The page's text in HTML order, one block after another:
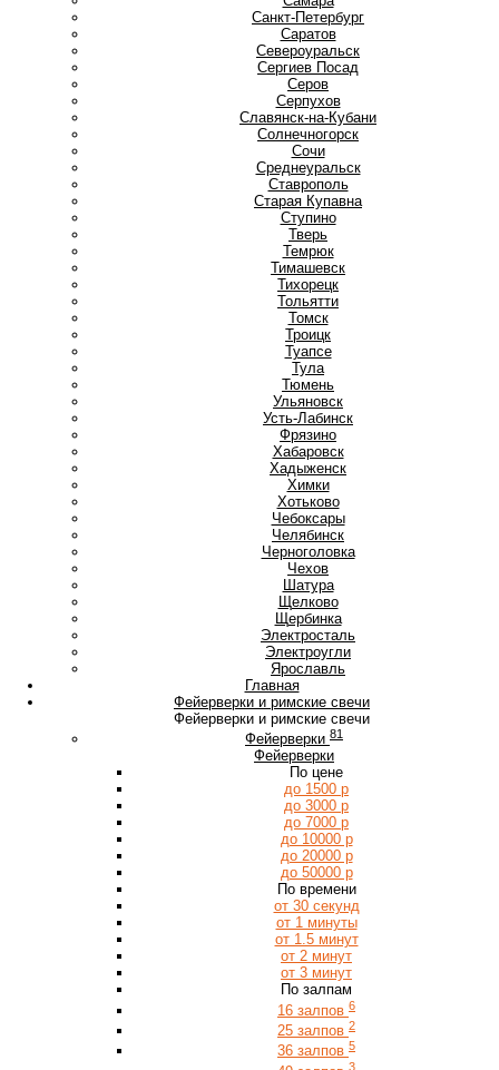
Санкт-Петербург
Саратов
Североуральск
Сергиев Посад
Серов
Серпухов
Славянск-на-Кубани
Солнечногорск
Сочи
Среднеуральск
Ставрополь
Старая Купавна
Ступино
Тверь
Темрюк
Тимашевск
Тихорецк
Тольятти
Томск
Троицк
Туапсе
Тула
Тюмень
Ульяновск
Усть-Лабинск
Фрязино
Хабаровск
Хадыженск
Химки
Хотьково
Чебоксары
Челябинск
Черноголовка
Чехов
Шатура
Щелково
Щербинка
Электросталь
Электроугли
Ярославль
Главная
Фейерверки и римские свечи
Фейерверки и римские свечи
Фейерверки 81
Фейерверки
По цене
до 1500 р
до 3000 р
до 7000 р
до 10000 р
до 20000 р
до 50000 р
По времени
от 30 секунд
от 1 минуты
от 1.5 минут
от 2 минут
от 3 минут
По залпам
16 залпов 6
25 залпов 2
36 залпов 5
3